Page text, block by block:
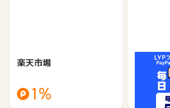
楽天市場
1%
Yahoo!
1%